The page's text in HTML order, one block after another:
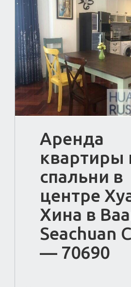
Аренда
квартиры
спальни в
центре
Хина в
Seachuan
— 70690